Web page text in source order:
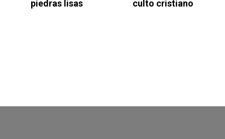
piedras lisas
culto cristiano